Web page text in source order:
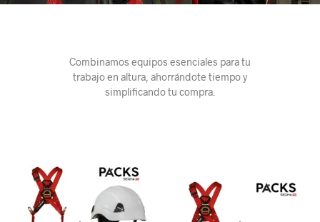
Combinamos equipos esenciales para tu
trabajo en altura, ahorrándote tiempo y
simplificando tu compra.